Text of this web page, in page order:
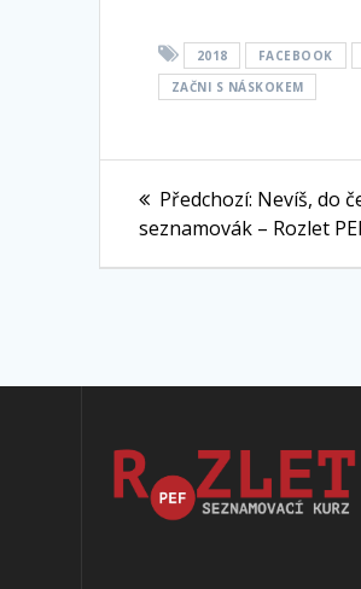
2018 FACEBOOK
ZAČNI S NÁSKOKEM
Navigace
pro
Předchozí: Předchozí
příspěvek:
Nevíš, do
seznamovák – Rozlet